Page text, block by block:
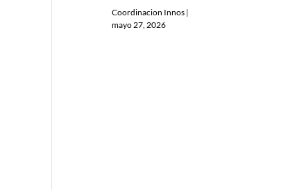
Coordinacion Innos |
mayo 27, 2026